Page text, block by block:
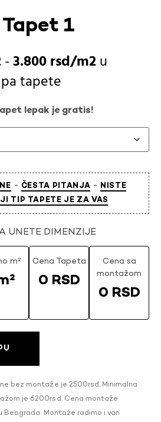
1
-3.800rsd
u
tapete
lepak je gratis!
- ČESTA PITANJA - NISTE
TIP TAPETE JE ZA VAS
UNETE DIMENZIJE
m² Cena Tapeta
0 RSD
Cena sa
montažom
0 RSD
bez montaže je 2500rsd. Minimalna
je 6200rsd. Cena montaže
Montaže radimo i van